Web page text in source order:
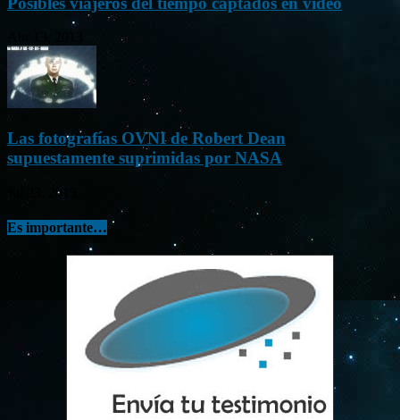
Las fotografías OVNI de Robert Dean
supuestamente suprimidas por NASA
Jul 23, 2015
Es importante…